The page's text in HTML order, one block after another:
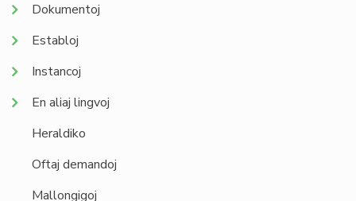
Dokumentoj
Establoj
Instancoj
En aliaj lingvoj
Heraldiko
Oftaj demandoj
Mallongigoj